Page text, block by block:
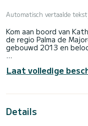
Automatisch vertaalde tekst
Kom aan boord van
de regio Palma de
gebouwd 2013 en
van 6 personen. Met
uw perfecte metgezel
Laat volledige
Details